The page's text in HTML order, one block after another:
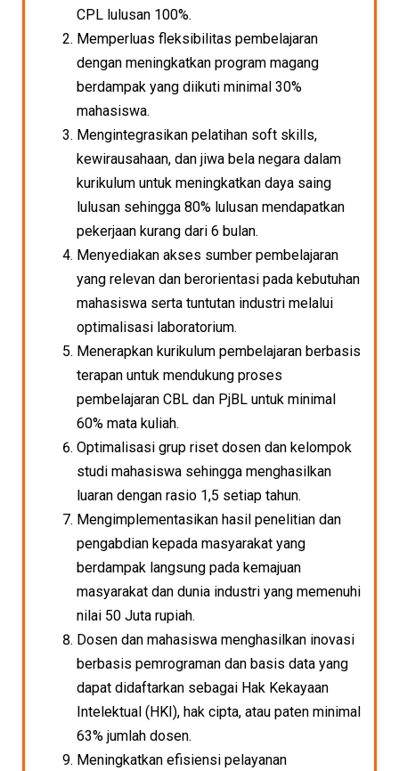
CPL lulusan 100%.
Memperluas fleksibilitas pembelajaran
dengan meningkatkan program magang
berdampak yang diikuti minimal 30%
mahasiswa.
Mengintegrasikan pelatihan soft skills,
kewirausahaan, dan jiwa bela negara dalam
kurikulum untuk meningkatkan daya saing
lulusan sehingga 80% lulusan mendapatkan
pekerjaan kurang dari 6 bulan.
Menyediakan akses sumber pembelajaran
yang relevan dan berorientasi pada kebutuhan
mahasiswa serta tuntutan industri melalui
optimalisasi laboratorium.
Menerapkan kurikulum pembelajaran berbasis
terapan untuk mendukung proses
pembelajaran CBL dan PjBL untuk minimal
60% mata kuliah.
Optimalisasi grup riset dosen dan kelompok
studi mahasiswa sehingga menghasilkan
luaran dengan rasio 1,5 setiap tahun.
Mengimplementasikan hasil penelitian dan
pengabdian kepada masyarakat yang
berdampak langsung pada kemajuan
masyarakat dan dunia industri yang memenuhi
nilai 50 Juta rupiah.
Dosen dan mahasiswa menghasilkan inovasi
berbasis pemrograman dan basis data yang
dapat didaftarkan sebagai Hak Kekayaan
Intelektual (HKI), hak cipta, atau paten minimal
63% jumlah dosen.
Meningkatkan efisiensi pelayanan